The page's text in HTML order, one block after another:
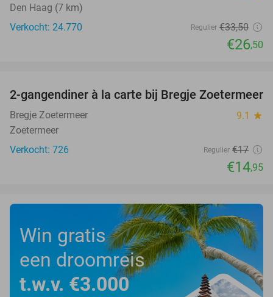
Den Haag (7 km)
Verkocht: 24.770
Regulier €33,50
€26,50
12%
2-gangendiner à la carte bij Bregje Zoetermeer
Bregje Zoetermeer 9.1 star
Zoetermeer
Verkocht: 726
Regulier €17
€14,95
Win gratis
een droomreis
t.w.v. €3.000